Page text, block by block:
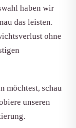
haben wir
das leisten.
ohne
möchtest, schau
unseren